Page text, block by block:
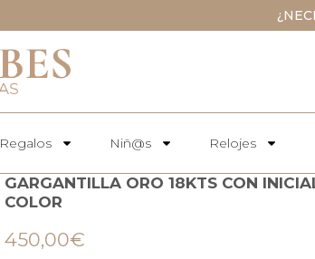
Regalos Niñ@s Relojes
GARGANTILLA ORO 18KTS CON
COLOR
450,00€